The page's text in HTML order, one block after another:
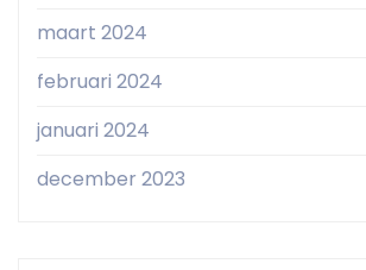
maart 2024
februari 2024
januari 2024
december 2023